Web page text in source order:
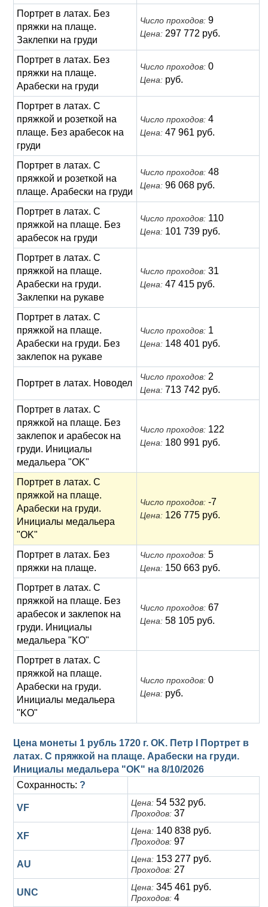
Портрет в латах. Без
пряжки на плаще.
Заклепки на груди
Число проходов: 9
Цена: 297 772 руб.
Портрет в латах. Без
пряжки на плаще.
Арабески на груди
Число проходов: 0
Цена: руб.
Портрет в латах. С
пряжкой и розеткой на
плаще. Без арабесок на
груди
Число проходов: 4
Цена: 47 961 руб.
Портрет в латах. С
пряжкой и розеткой на
плаще. Арабески на груди
Число проходов: 48
Цена: 96 068 руб.
Портрет в латах. С
пряжкой на плаще. Без
арабесок на груди
Число проходов: 110
Цена: 101 739 руб.
Портрет в латах. С
пряжкой на плаще.
Арабески на груди.
Заклепки на рукаве
Число проходов: 31
Цена: 47 415 руб.
Портрет в латах. С
пряжкой на плаще.
Арабески на груди. Без
заклепок на рукаве
Число проходов: 1
Цена: 148 401 руб.
Портрет в латах. Новодел
Число проходов: 2
Цена: 713 742 руб.
Портрет в латах. С
пряжкой на плаще. Без
заклепок и арабесок на
груди. Инициалы
медальера "OK"
Число проходов: 122
Цена: 180 991 руб.
Портрет в латах. С
пряжкой на плаще.
Арабески на груди.
Инициалы медальера
"OK"
Число проходов: -7
Цена: 126 775 руб.
Портрет в латах. Без
пряжки на плаще.
Число проходов: 5
Цена: 150 663 руб.
Портрет в латах. С
пряжкой на плаще. Без
арабесок и заклепок на
груди. Инициалы
медальера "KO"
Число проходов: 67
Цена: 58 105 руб.
Портрет в латах. С
пряжкой на плаще.
Арабески на груди.
Инициалы медальера
"KO"
Число проходов: 0
Цена: руб.
Цена монеты 1 рубль 1720 г. OK. Петр I Портрет в
латах. С пряжкой на плаще. Арабески на груди.
Инициалы медальера "OK" на 8/10/2026
Сохранность: ?
VF Цена: 54 532 руб.
Проходов: 37
XF Цена: 140 838 руб.
Проходов: 97
AU Цена: 153 277 руб.
Проходов: 27
UNC Цена: 345 461 руб.
Проходов: 4